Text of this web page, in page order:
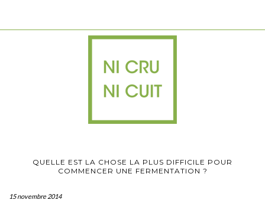
QUELLE EST LA CHOSE LA PLUS DIFFICILE POUR
COMMENCER UNE FERMENTATION ?
15 novembre 2014